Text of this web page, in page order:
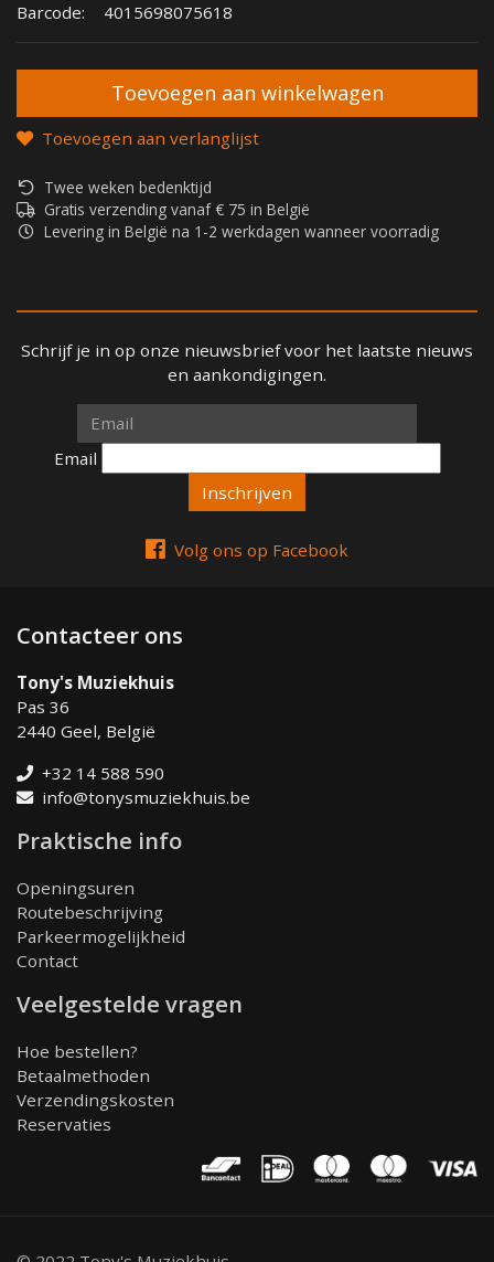
Barcode:
4015698075618
Toevoegen aan verlanglijst
Twee weken bedenktijd
Gratis verzending vanaf € 75 in België
Levering in België na 1-2 werkdagen wanneer voorradig
Schrijf je in op onze nieuwsbrief voor het laatste nieuws
en aankondigingen.
Email
Email
Volg ons op Facebook
Contacteer ons
Tony's Muziekhuis
Pas 36
2440 Geel, België
+32 14 588 590
info@tonysmuziekhuis.be
Praktische info
Openingsuren
Routebeschrijving
Parkeermogelijkheid
Contact
Veelgestelde vragen
Hoe bestellen?
Betaalmethoden
Verzendingskosten
Reservaties